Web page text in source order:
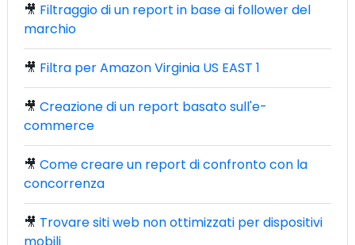
🎥 Filtraggio di un report in base ai follower del
marchio
🎥 Filtra per Amazon Virginia US EAST 1
🎥 Creazione di un report basato sull'e-
commerce
🎥 Come creare un report di confronto con la
concorrenza
🎥 Trovare siti web non ottimizzati per dispositivi